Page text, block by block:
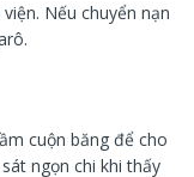
Nếu chuyển nạn
cuộn băng để cho
ngọn chi khi thấy